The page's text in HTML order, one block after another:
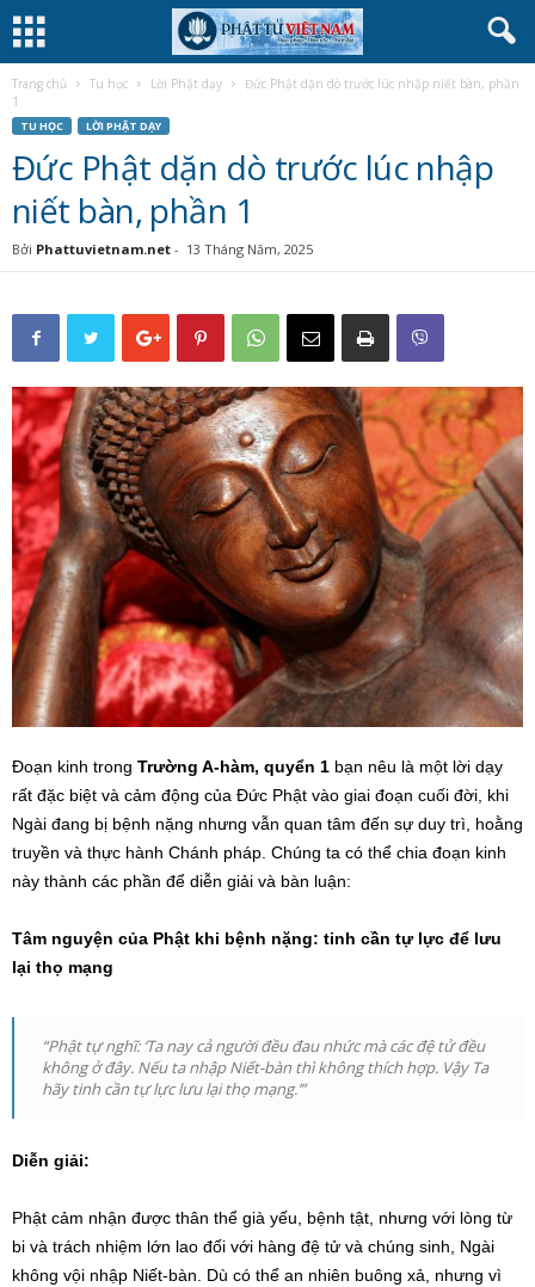
Trang chủ Tu học Lời Phật dạy
Đức Phật dặn dò trước lúc nhập niết bàn, phần
1
TU HỌC LỜI PHẬT DẠY
Đức Phật dặn dò trước lúc nhập
niết bàn, phần 1
Bởi Phattuvietnam.net - 13 Tháng Năm, 2025
Đoạn kinh trong Trường A-hàm, quyển 1 bạn nêu là một lời dạy
rất đặc biệt và cảm động của Đức Phật vào giai đoạn cuối đời, khi
Ngài đang bị bệnh nặng nhưng vẫn quan tâm đến sự duy trì, hoằng
truyền và thực hành Chánh pháp. Chúng ta có thể chia đoạn kinh
này thành các phần để diễn giải và bàn luận:
Tâm nguyện của Phật khi bệnh nặng: tinh cần tự lực để lưu
lại thọ mạng
“Phật tự nghĩ: ‘Ta nay cả người đều đau nhức mà các đệ tử đều
không ở đây. Nếu ta nhập Niết-bàn thì không thích hợp. Vậy Ta
hãy tinh cần tự lực lưu lại thọ mạng.’”
Diễn giải:
Phật cảm nhận được thân thể già yếu, bệnh tật, nhưng với lòng từ
bi và trách nhiệm lớn lao đối với hàng đệ tử và chúng sinh, Ngài
không vội nhập Niết-bàn. Dù có thể an nhiên buông xả, nhưng vì